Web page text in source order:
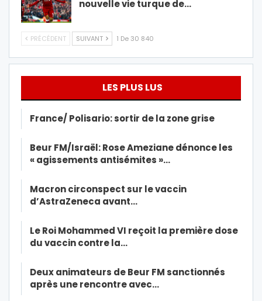
nouvelle vie turque de…
PRÉCÉDENT SUIVANT 1 De 30 840
LES PLUS LUS
France/ Polisario: sortir de la zone grise
Beur FM/Israël: Rose Ameziane dénonce les
« agissements antisémites »…
Macron circonspect sur le vaccin
d’AstraZeneca avant…
Le Roi Mohammed VI reçoit la première dose
du vaccin contre la…
Deux animateurs de Beur FM sanctionnés
après une rencontre avec…